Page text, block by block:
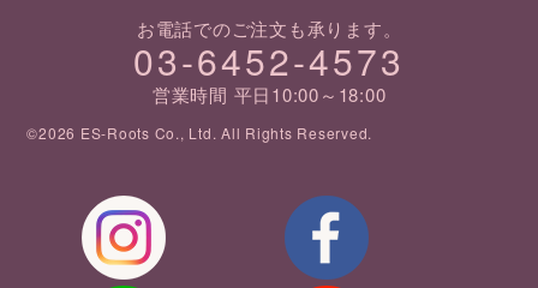
お電話でのご注文も承ります。
03-6452-4573
営業時間 平日10:00～18:00
©2026 ES-Roots Co., Ltd. All Rights Reserved.